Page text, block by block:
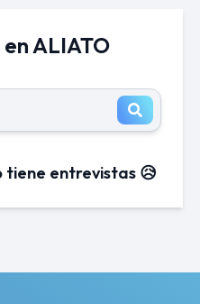
ALIATO
tiene entrevistas 😥